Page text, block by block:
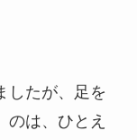
したが、足を
のは、ひとえ